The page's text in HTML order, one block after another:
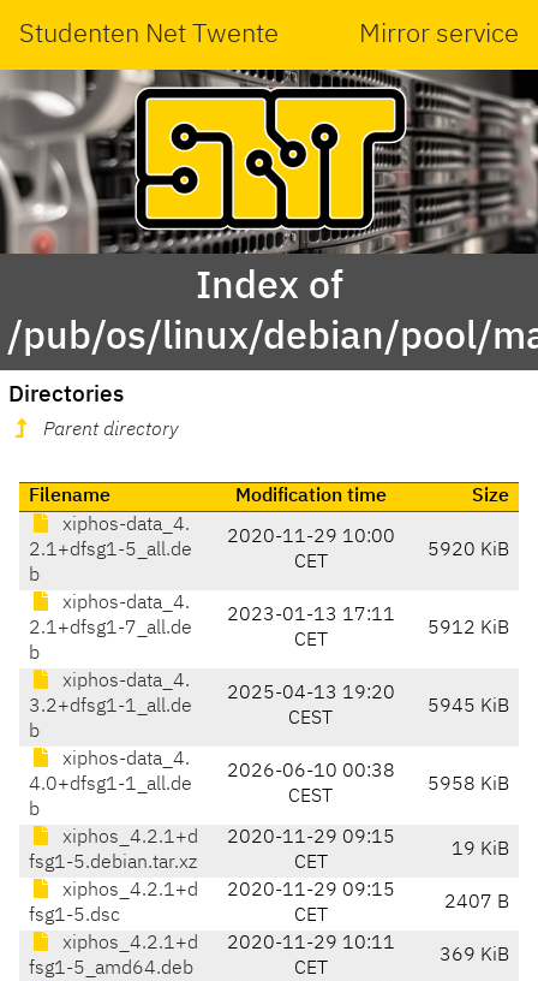
Studenten Net Twente Mirror service
Index of
/pub/os/linux/debian/pool/
Directories
Parent directory
Filename Modification time
Size
xiphos-data_4.
2.1+dfsg1-5_all.de
b
2020-11-29 10:00
CET
5920 KiB
xiphos-data_4.
2.1+dfsg1-7_all.de
b
2023-01-13 17:11
CET
5912 KiB
xiphos-data_4.
3.2+dfsg1-1_all.de
b
2025-04-13 19:20
CEST
5945 KiB
xiphos-data_4.
4.0+dfsg1-1_all.de
b
2026-06-10 00:38
CEST
5958 KiB
xiphos_4.2.1+d
fsg1-5.debian.tar.xz
2020-11-29 09:15
CET
19 KiB
xiphos_4.2.1+d
fsg1-5.dsc
2020-11-29 09:15
CET
2407 B
xiphos_4.2.1+d
fsg1-5_amd64.deb
2020-11-29 10:11
CET
369 KiB